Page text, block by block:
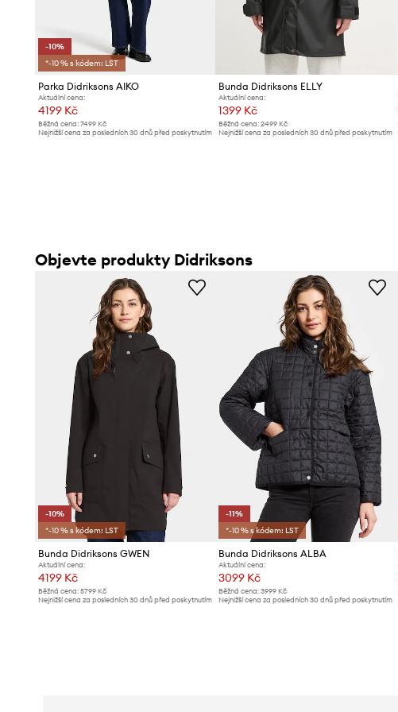
-10%
*-10 % s kódem: LST
Parka Didriksons AIKO
Aktuální cena:
4199 Kč
Běžná cena: 7499 Kč
Nejnižší cena za posledních 30 dnů před poskytnutím
Bunda Didriksons ELLY
Aktuální cena:
1399 Kč
Běžná cena:2499 Kč
Nejnižší cena za posledních 30 dnů před poskytnutím
Objevte produkty Didriksons
-10%
*-10 % s kódem: LST
Bunda Didriksons GWEN
Aktuální cena:
4199 Kč
Běžná cena: 5799 Kč
Nejnižší cena za posledních 30 dnů před poskytnutím
-11%
*-10 % s kódem: LST
Bunda Didriksons ALBA
Aktuální cena:
3099 Kč
Běžná cena:3999 Kč
Nejnižší cena za posledních 30 dnů před poskytnutím